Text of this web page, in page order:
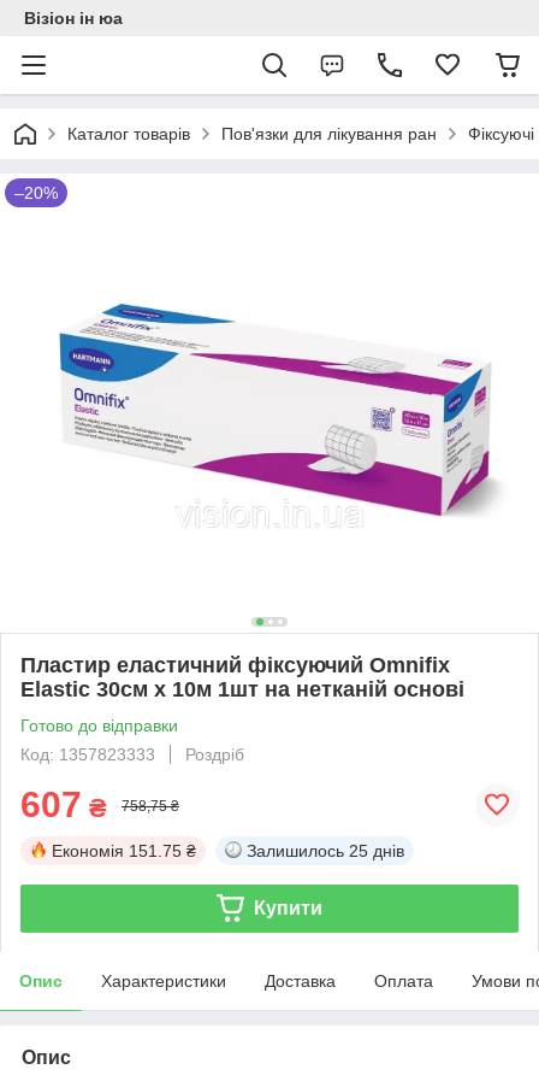
Візіон ін юа
Каталог товарів Пов'язки для лікування ран
–20%
Пластир еластичний фіксуючий Omnifix
Elastic 30см х 10м 1шт на нетканій основі
Готово до відправки
Код: 1357823333
Роздріб
607 ₴ 758,75 ₴
Економія 151.75 ₴ Залишилось 25 днів
Купити
Опис Характеристики Доставка Оплата Умови
Опис